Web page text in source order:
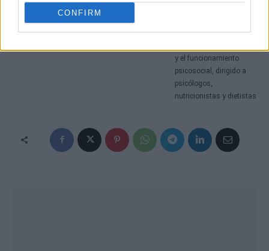
CONFIRM
la actualidad, por Pedro
para mejorar las
y el funcionamiento
psicosocial, dirigido a
psicólogos,
nutricionistas y dietistas